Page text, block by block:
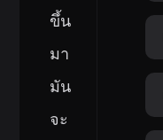
ขึ้น
มา
มัน
จะ